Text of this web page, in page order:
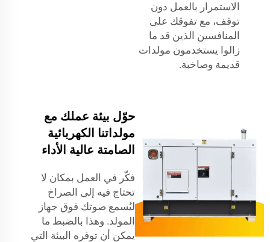
الاستمرار بالعمل دون
توقف، مع تفوقك على
المنافسين الذين قد ما
زالوا يستخدمون مولدات
قديمة وصاخبة.
حوّل بيئة عملك مع
مولداتنا الكهربائية
الصامتة عالية الأداء
فكّر في العمل بمكان لا
تحتاج فيه إلى الصراخ
ليُسمع صوتك فوق جهاز
المولد. وهذا بالضبط ما
يمكن أن توفره البيئة التي